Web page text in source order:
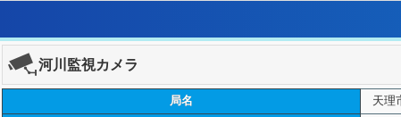
河川監視カメラ
局名
天理